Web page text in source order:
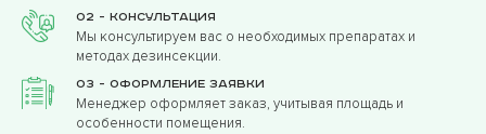
02 - Консультация
Мы консультируем вас о необходимых препаратах и
методах дезинсекции.
03 - Оформление заявки
Менеджер оформляет заказ, учитывая площадь и
особенности помещения.